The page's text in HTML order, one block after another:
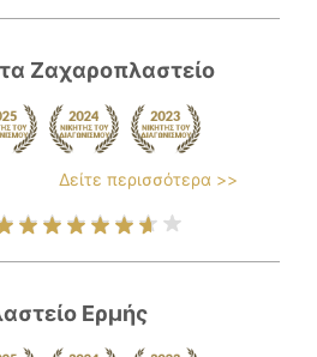
Ζαχαροπλαστείο
Δείτε περισσότερα >>
Ερμής